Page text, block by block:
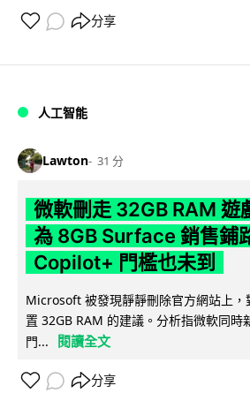
分享
人工智能
Lawton 31 分
微軟刪走 32GB RAM 遊
為 8GB Surface 銷售鋪
Copilot+ 門檻也未到
Microsoft 被發現靜靜刪除官方網站上，
置 32GB RAM 的建議。分析指微軟同時
門...
閱讀全文
分享